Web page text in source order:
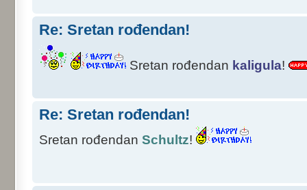
Re: Sretan rođendan!
Sretan rođendan kaligula!
Re: Sretan rođendan!
Sretan rođendan Schultz!